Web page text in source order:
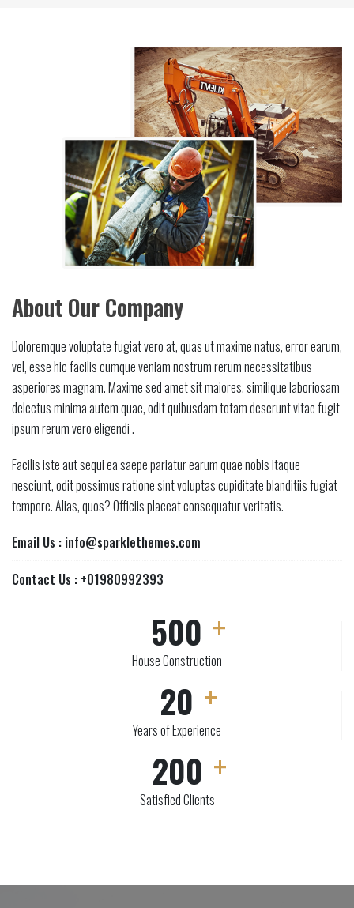
About Our Company
Doloremque voluptate fugiat vero at, quas ut maxime natus, error earum,
vel, esse hic facilis cumque veniam nostrum rerum necessitatibus
asperiores magnam. Maxime sed amet sit maiores, similique laboriosam
delectus minima autem quae, odit quibusdam totam deserunt vitae fugit
ipsum rerum vero eligendi .
Facilis iste aut sequi ea saepe pariatur earum quae nobis itaque
nesciunt, odit possimus ratione sint voluptas cupiditate blanditiis fugiat
tempore. Alias, quos? Officiis placeat consequatur veritatis.
Email Us : info@sparklethemes.com
Contact Us : +01980992393
500
House Construction
20
Years of Experience
200
Satisfied Clients